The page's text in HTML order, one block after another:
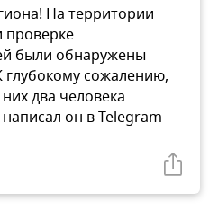
На территории
проверке
были обнаружены
глубокому сожалению,
два человека
он в Telegram-